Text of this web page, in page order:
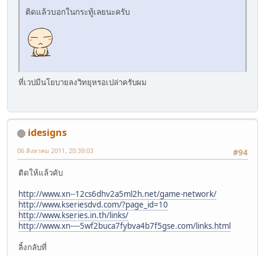
ติดแล้วบอกในกระทู้เลยนะครับ
ที่เวปมีนโยบายลงวิทยุหรอเปล่าครับผม
idesigns
#94
06 สิงหาคม 2011, 20:39:03
ติดให้แล้วคับ
http://www.xn--12cs6dhv2a5ml2h.net/game-network/
http://www.kseriesdvd.com/?page_id=10
http://www.kseries.in.th/links/
http://www.xn----5wf2buca7fybva4b7f5gse.com/links.html
ลิ้งกลับที่